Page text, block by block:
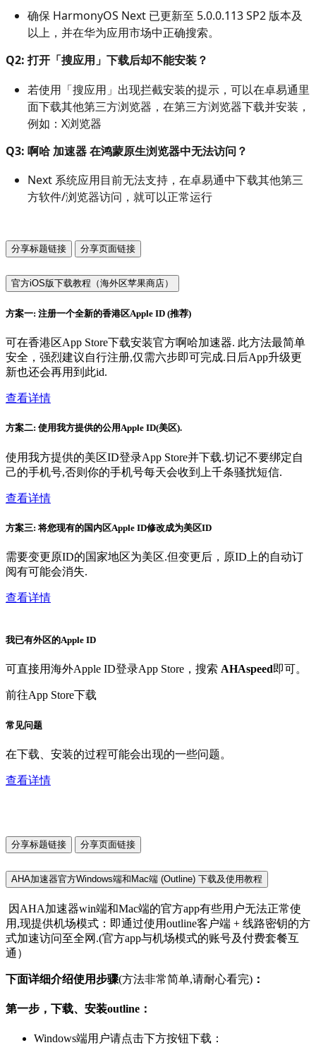
确保 HarmonyOS Next 已更新至 5.0.0.113 SP2 版本及
以上，并在华为应用市场中正确搜索。
Q2: 打开「搜应用」下载后却不能安装？
若使用「搜应用」出现拦截安装的提示，可以在卓易通里
面下载其他第三方浏览器，在第三方浏览器下载并安装，
例如：X浏览器
Q3: 啊哈 加速器 在鸿蒙原生浏览器中无法访问？
Next 系统应用目前无法支持，在卓易通中下载其他第三
方软件/浏览器访问，就可以正常运行
分享标题链接 分享页面链接
官方iOS版下载教程（海外区苹果商店）
方案一: 注册一个全新的香港区Apple ID (推荐)
可在香港区App Store下载安装官方啊哈加速器. 此方法最简单
安全，强烈建议自行注册,仅需六步即可完成.日后App升级更
新也还会再用到此id.
查看详情
方案二: 使用我方提供的公用Apple ID(美区).
使用我方提供的美区ID登录App Store并下载.切记不要绑定自
己的手机号,否则你的手机号每天会收到上千条骚扰短信.
查看详情
方案三: 将您现有的国内区Apple ID修改成为美区ID
需要变更原ID的国家地区为美区.但变更后，原ID上的自动订
阅有可能会消失.
查看详情
我已有外区的Apple ID
可直接用海外Apple ID登录App Store，搜索 AHAspeed即可。
前往App Store下载
常见问题
在下载、安装的过程可能会出现的一些问题。
查看详情
分享标题链接 分享页面链接
AHA加速器官方Windows端和Mac端 (Outline) 下载及使用教程
因AHA加速器win端和Mac端的官方app有些用户无法正常使
用,现提供机场模式：即通过使用outline客户端 + 线路密钥的方
式加速访问至全网.(官方app与机场模式的账号及付费套餐互
通）
下面详细介绍使用步骤(方法非常简单,请耐心看完) ：
第一步，下载、安装outline：
Windows端用户请点击下方按钮下载：